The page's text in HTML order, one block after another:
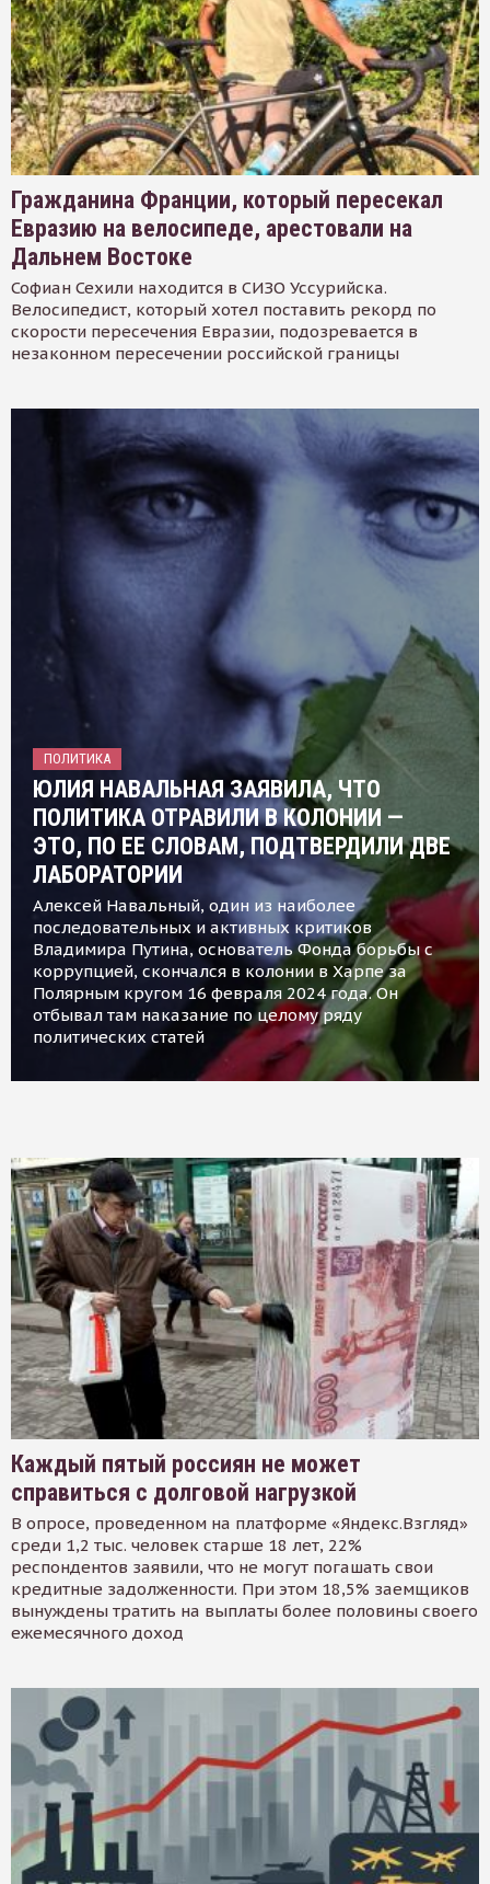
Гражданина Франции, который пересекал
Евразию на велосипеде, арестовали на
Дальнем Востоке
Софиан Сехили находится в СИЗО Уссурийска.
Велосипедист, который хотел поставить рекорд по
скорости пересечения Евразии, подозревается в
незаконном пересечении российской границы
ПОЛИТИКА
ЮЛИЯ НАВАЛЬНАЯ ЗАЯВИЛА, ЧТО
ПОЛИТИКА ОТРАВИЛИ В КОЛОНИИ —
ЭТО, ПО ЕЕ СЛОВАМ, ПОДТВЕРДИЛИ ДВЕ
ЛАБОРАТОРИИ
Алексей Навальный, один из наиболее
последовательных и активных критиков
Владимира Путина, основатель Фонда борьбы с
коррупцией, скончался в колонии в Харпе за
Полярным кругом 16 февраля 2024 года. Он
отбывал там наказание по целому ряду
политических статей
Каждый пятый россиян не может
справиться с долговой нагрузкой
В опросе, проведенном на платформе «Яндекс.Взгляд»
среди 1,2 тыс. человек старше 18 лет, 22%
респондентов заявили, что не могут погашать свои
кредитные задолженности. При этом 18,5% заемщиков
вынуждены тратить на выплаты более половины своего
ежемесячного доход